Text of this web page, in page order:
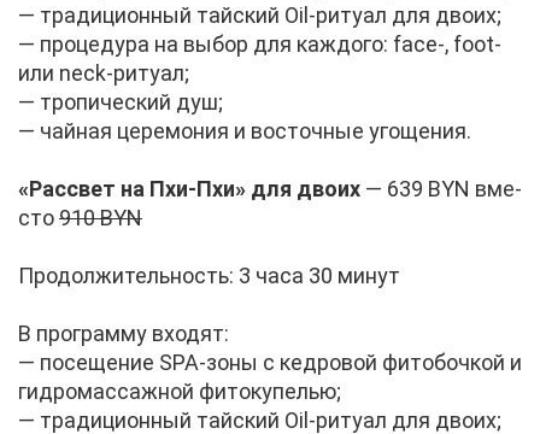
— тра­ди­ци­он­ный тай­ский Oil-ри­ту­ал для дво­их;
— про­це­ду­ра на вы­бор для каж­до­го: face-, foot-
или neck-ри­ту­ал;
— тро­пи­че­ский душ;
— чай­ная це­ре­мо­ния и во­сточ­ные уго­ще­ния.
«Рас­свет на Пхи-Пхи» для дво­их — 639 BYN вме­
сто910 BYN
Про­дол­жи­тель­ность: 3 ча­са 30 ми­нут
В про­грам­му вхо­дят:
— по­се­ще­ние SPA-зо­ны с кед­ро­вой фи­то­боч­кой и
гид­ро­мас­саж­ной фи­то­ку­пе­лью;
— тра­ди­ци­он­ный тай­ский Oil-ри­ту­ал для дво­их;